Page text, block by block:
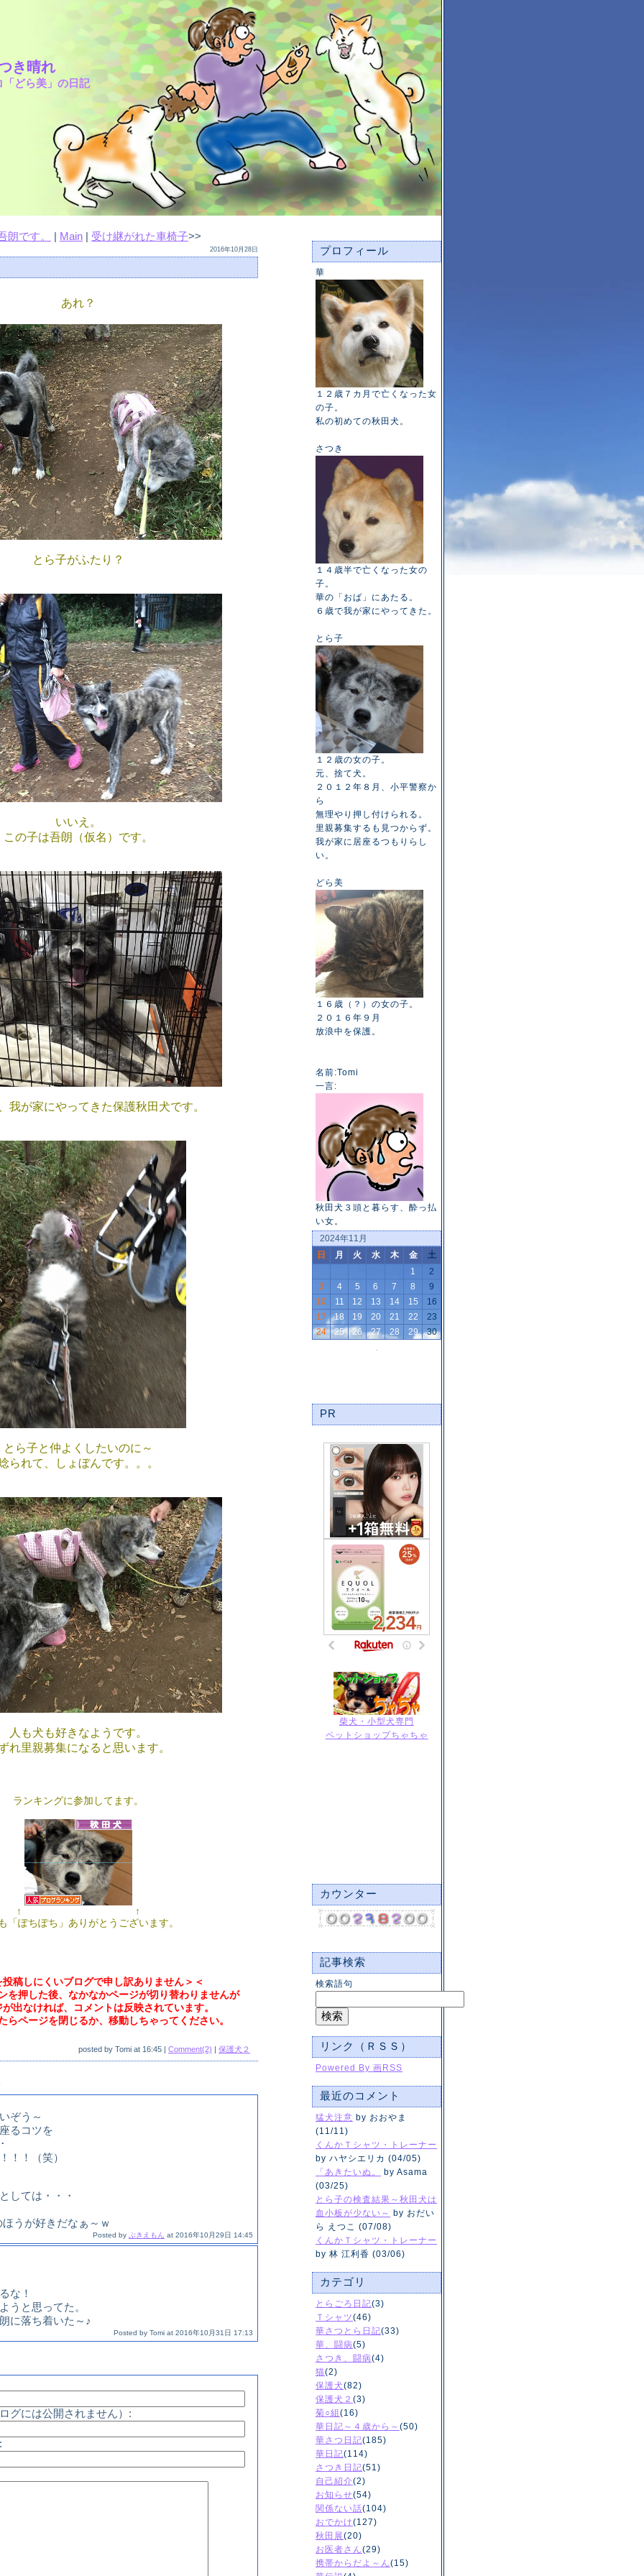
き晴れ
どら美」の日記
プロフィール
華
１２歳７カ月で亡くなった女
の子。
私の初めての秋田犬。
さつき
１４歳半で亡くなった女の
子。
華の「おば」にあたる。
６歳で我が家にやってきた。
とら子
１２歳の女の子。
元、捨て犬。
２０１２年８月、小平警察か
ら
無理やり押し付けられる。
里親募集するも見つからず。
我が家に居座るつもりらし
い。
どら美
１６歳（？）の女の子。
２０１６年９月
放浪中を保護。
名前:Tomi
一言:
秋田犬３頭と暮らす、酔っ払
い女。
2024年11月
日
月 火 水 木 金
土
1
2
3
4 5 6 7 8
9
10
11 12 13 14 15
16
17
18 19 20 21 22
23
24
25 26 27 28 29 30
PR
柴犬・小型犬専門
ペットショップちゃちゃ
カウンター
記事検索
検索語句
リンク（ＲＳＳ）
Powered By 画RSS
最近のコメント
猛犬注意 by おおやま
(11/11)
くんかＴシャツ・トレーナー
by ハヤシエリカ (04/05)
「あきたいぬ。
by Asama
(03/25)
とら子の検査結果～秋田犬は
血小板が少ない～ by おだい
ら えつこ (07/08)
くんかＴシャツ・トレーナー
by 林 江利香 (03/06)
カテゴリ
とらごろ日記(3)
Ｔシャツ(46)
華さつとら日記(33)
華、闘病(5)
さつき、闘病(4)
猫(2)
保護犬(82)
保護犬２ (3)
菊○組 (16)
華日記～４歳から～ (50)
華さつ日記(185)
華日記(114)
さつき日記(51)
自己紹介(2)
お知らせ(54)
関係ない話(104)
おでかけ(127)
秋田展(20)
お医者さん(29)
携帯からだよ～ん(15)
朗です。 | Main | 受け継がれた車椅子>>
2016年10月28日
あれ？
とら子がふたり？
いいえ。
この子は吾朗（仮名）です。
我が家にやってきた保護秋田犬です。
とら子と仲よくしたいのに～
られて、しょぼんです。。。
人も犬も好きなようです。
れ里親募集になると思います。
ランキングに参加してます。
↑ ↑
「ぽちぽち」ありがとうございます。
稿しにくいブログで申し訳ありません＞＜
を押した後、なかなかページが切り替わりませんが
出なければ、コメントは反映されています。
らページを閉じるか、移動しちゃってください。
posted by Tomi at 16:45 | Comment(2) | 保護犬２
ぞう～
るコツを
！！（笑）
しては・・・
うが好きだなぁ～ｗ
Posted by ぶきえもん at 2016年10月29日 14:45
な！
うと思ってた。
に落ち着いた～♪
Posted by Tomi at 2016年10月31日 17:13
グには公開されません）: